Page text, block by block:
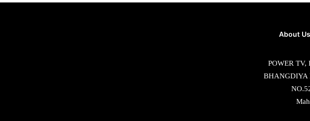
About Us
POWER TV,
BHANGDIYA